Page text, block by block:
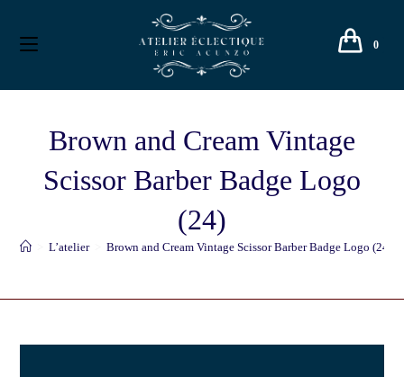
0
Brown and Cream Vintage
Scissor Barber Badge Logo
(24)
L’atelier Brown and Cream Vintage Scissor Barber Badge Logo (24)